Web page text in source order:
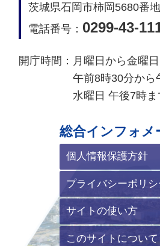
茨城県石岡市柿岡5680番
電話番号： 0299-43-
開庁時間： 月曜日から金曜日
午前8時30分から
水曜日 午後7時
総合インフォメ
個人情報保護方針
プライバシーポリシ
サイトの使い方
このサイトについて